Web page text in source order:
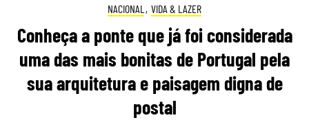
NACIONAL , VIDA & LAZER
Conheça a ponte que já foi considerada
uma das mais bonitas de Portugal pela
sua arquitetura e paisagem digna de
postal